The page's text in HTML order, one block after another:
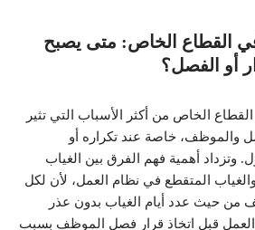
القطاع الخاص: متى يصبح
أو الفصل؟
الخاص من أكثر الأسباب التي تثير
والموظف، خاصة عند تكراره أو
وتزداد أهمية فهم الفرق بين الغياب
المتقطع في نظام العمل، لأن لكل
من حيث عدد أيام الغياب بدون عذر
العمل قبل اتخاذ قرار فصل الموظف بسبب